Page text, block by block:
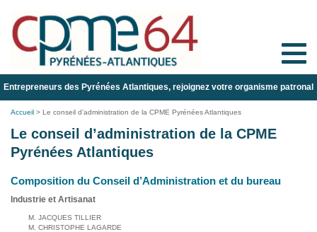
Toggle
Entrepreneurs des Pyrénées Atlantiques, rejoignez votre organisme patronal
Accueil > Le conseil d’administration de la CPME Pyrénées Atlantiques
Le conseil d’administration de la CPME
Pyrénées Atlantiques
Composition du Conseil d’Administration et du bureau
Industrie et Artisanat
M. JACQUES TILLIER
M. CHRISTOPHE LAGARDE